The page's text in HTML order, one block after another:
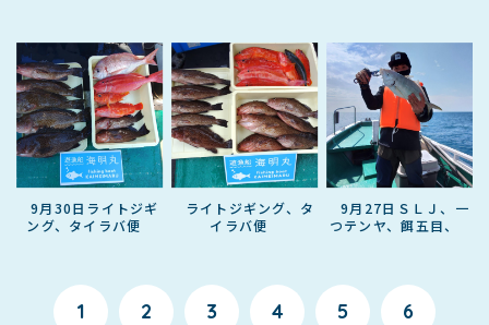
9月30日ライトジギ
ング、タイラバ便
ライトジギング、タ
イラバ便
9月27日ＳＬＪ、一
つテンヤ、餌五目、
1 2 3 4 5 6